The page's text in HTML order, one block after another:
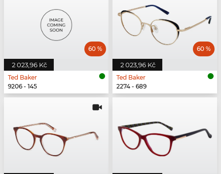
2 023,96 Kč
60 %
Ted Baker
9206 - 145
2 023,96 Kč
60 %
Ted Baker
2274 - 689